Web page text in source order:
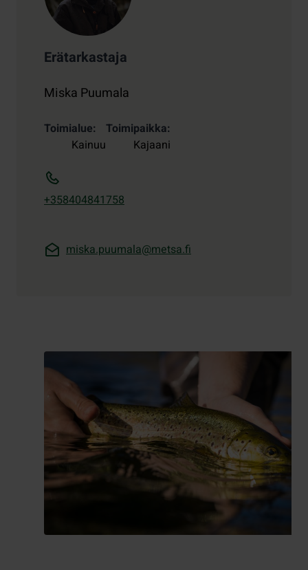
Erätarkastaja
Miska Puumala
Toimialue
Kainuu
Toimipaikka
Kajaani
+358404841758
miska.puumala@metsa.fi